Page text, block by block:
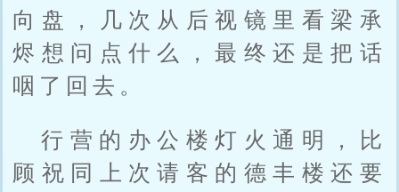
向盘，几次从后视镜里看梁承
烬想问点什么，最终还是把话
咽了回去。
行营的办公楼灯火通明，比
顾祝同上次请客的德丰楼还要